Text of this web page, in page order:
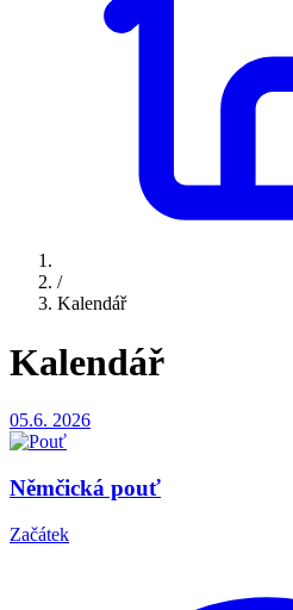
/
Kalendář
Kalendář
05.6. 2026
Němčická pouť
Začátek